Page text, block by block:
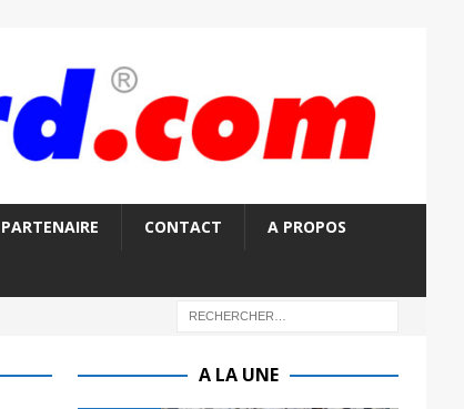
PARTENAIRE CONTACT A PROPOS
A LA UNE